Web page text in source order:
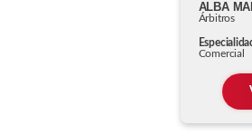
ALBA
Árbitros
Comercial